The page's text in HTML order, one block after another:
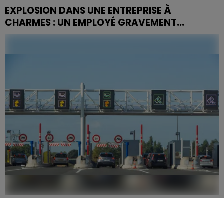
EXPLOSION DANS UNE ENTREPRISE À
CHARMES : UN EMPLOYÉ GRAVEMENT...
Une cinquantaine de sapeurs-pompiers des Vosges